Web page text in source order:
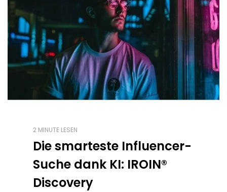
2 MINUTE LESEN
Die smarteste Influencer-
Suche dank KI: IROIN®
Discovery